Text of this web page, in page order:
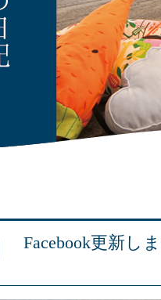
Facebook更新し